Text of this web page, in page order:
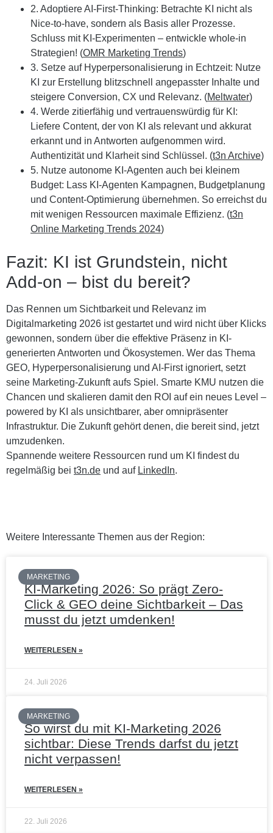
2. Adoptiere AI-First-Thinking: Betrachte KI nicht als
Nice-to-have, sondern als Basis aller Prozesse.
Schluss mit KI-Experimenten – entwickle whole-in
Strategien! (OMR Marketing Trends)
3. Setze auf Hyperpersonalisierung in Echtzeit: Nutze
KI zur Erstellung blitzschnell angepasster Inhalte und
steigere Conversion, CX und Relevanz. (Meltwater)
4. Werde zitierfähig und vertrauenswürdig für KI:
Liefere Content, der von KI als relevant und akkurat
erkannt und in Antworten aufgenommen wird.
Authentizität und Klarheit sind Schlüssel. (t3n Archive)
5. Nutze autonome KI-Agenten auch bei kleinem
Budget: Lass KI-Agenten Kampagnen, Budgetplanung
und Content-Optimierung übernehmen. So erreichst du
mit wenigen Ressourcen maximale Effizienz. (t3n
Online Marketing Trends 2024)
Fazit: KI ist Grundstein, nicht
Add-on – bist du bereit?
Das Rennen um Sichtbarkeit und Relevanz im
Digitalmarketing 2026 ist gestartet und wird nicht über Klicks
gewonnen, sondern über die effektive Präsenz in KI-
generierten Antworten und Ökosystemen. Wer das Thema
GEO, Hyperpersonalisierung und AI-First ignoriert, setzt
seine Marketing-Zukunft aufs Spiel. Smarte KMU nutzen die
Chancen und skalieren damit den ROI auf ein neues Level –
powered by KI als unsichtbarer, aber omnipräsenter
Infrastruktur. Die Zukunft gehört denen, die bereit sind, jetzt
umzudenken.
Spannende weitere Ressourcen rund um KI findest du
regelmäßig bei t3n.de und auf LinkedIn.
Weitere Interessante Themen aus der Region:
MARKETING
KI-Marketing 2026: So prägt Zero-
Click & GEO deine Sichtbarkeit – Das
musst du jetzt umdenken!
WEITERLESEN »
24. Juli 2026
MARKETING
So wirst du mit KI-Marketing 2026
sichtbar: Diese Trends darfst du jetzt
nicht verpassen!
WEITERLESEN »
22. Juli 2026